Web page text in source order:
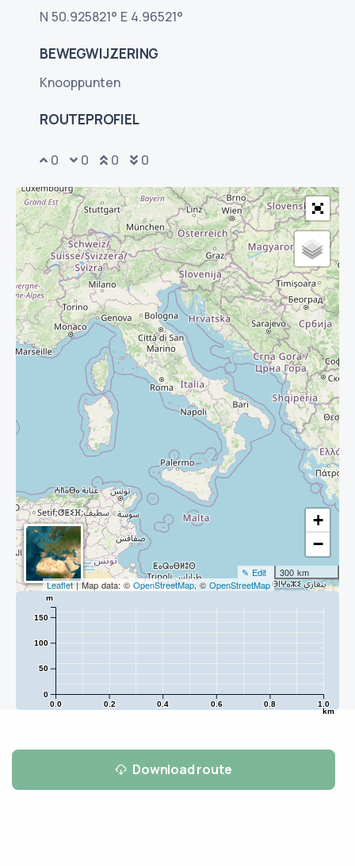
N 50.925821° E 4.96521°
BEWEGWIJZERING
Knooppunten
ROUTEPROFIEL
0 0 0 0
+
−
300 km
✎ Edit
Leaflet| Map data: © OpenStreetMap, © OpenStreetMap
0.0 0.2 0.4 0.6 0.8 1.0
km
0
50
100
150
m
Download route